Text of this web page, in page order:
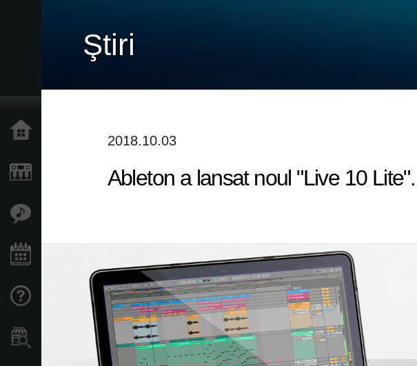
Asistență
Găsește un Magazin
Ştiri
2018.10.03
Ableton a lansat noul "Live 10 Lite".